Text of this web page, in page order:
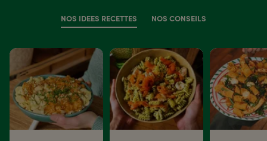
NOS IDÉES RECETTES NOS CONSEILS